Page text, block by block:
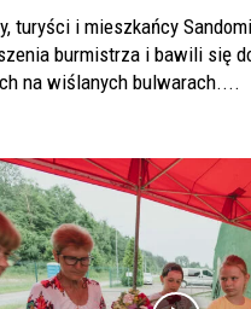
turyści i mieszkańcy
burmistrza i bawili się
na wiślanych bulwarach....